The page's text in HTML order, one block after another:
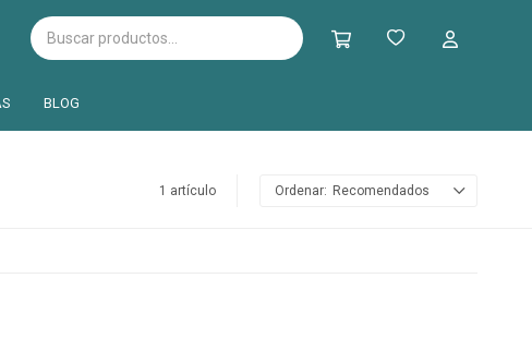
BLOG
1 artículo Recomendados